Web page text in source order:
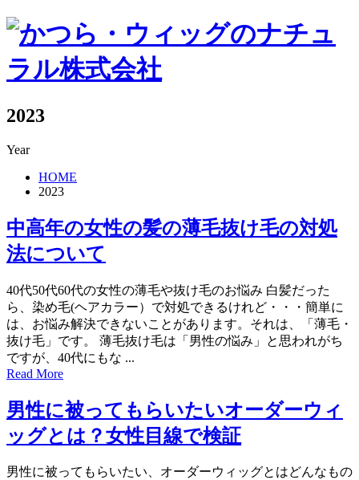
2023
Year
HOME
2023
中高年の女性の髪の薄毛抜け毛の対処
法について
40代50代60代の女性の薄毛や抜け毛のお悩み 白髪だった
ら、染め毛(ヘアカラー）で対処できるけれど・・・簡単に
は、お悩み解決できないことがあります。それは、「薄毛・
抜け毛」です。 薄毛抜け毛は「男性の悩み」と思われがち
ですが、40代にもな ...
Read More
男性に被ってもらいたいオーダーウィ
ッグとは？女性目線で検証
男性に被ってもらいたい、オーダーウィッグとはどんなもの